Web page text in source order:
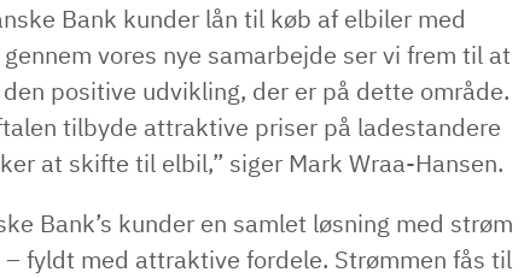
Bank kunder lån til køb af elbiler med
vores nye samarbejde ser vi frem til at
positive udvikling, der er på dette område.
tilbyde attraktive priser på ladestandere
at skifte til elbil,” siger Mark Wraa-Hansen.
Bank’s kunder en samlet løsning med strøm
fyldt med attraktive fordele. Strømmen fås til